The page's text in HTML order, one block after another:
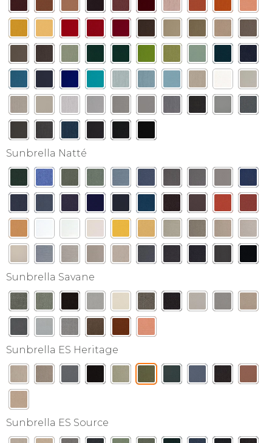
Sunbrella Natté
Sunbrella Savane
Sunbrella ES Heritage
Sunbrella ES Source